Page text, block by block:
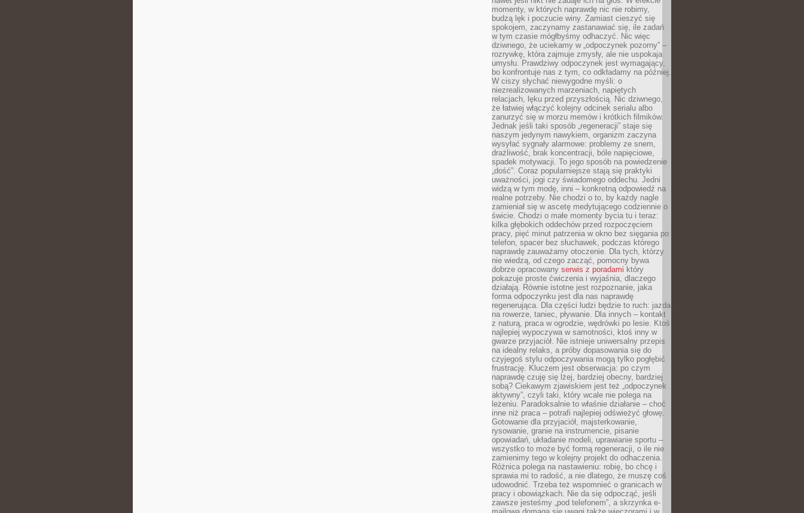
momenty, w których naprawdę nic nie robimy,
budzą lęk i poczucie winy. Zamiast cieszyć się
spokojem, zaczynamy zastanawiać się, ile zadań
w tym czasie mógłbyśmy odhaczyć. Nic więc
dziwnego, że uciekamy w „odpoczynek pozorny” –
rozrywkę, która zajmuje zmysły, ale nie uspokaja
umysłu. Prawdziwy odpoczynek jest wymagający,
bo konfrontuje nas z tym, co odkładamy na później.
W ciszy słychać niewygodne myśli: o
niezrealizowanych marzeniach, napiętych
relacjach, lęku przed przyszłością. Nic dziwnego,
że łatwiej włączyć kolejny odcinek serialu albo
zanurzyć się w morzu memów i krótkich filmików.
Jednak jeśli taki sposób „regeneracji” staje się
naszym jedynym nawykiem, organizm zaczyna
wysyłać sygnały alarmowe: problemy ze snem,
drażliwość, brak koncentracji, bóle napięciowe,
spadek motywacji. To jego sposób na powiedzenie
„dość”. Coraz popularniejsze stają się praktyki
uważności, jogi czy świadomego oddechu. Jedni
widzą w tym modę, inni – konkretną odpowiedź na
realne potrzeby. Nie chodzi o to, by każdy nagle
zamieniał się w ascetę medytującego codziennie o
świcie. Chodzi o małe momenty bycia tu i teraz:
kilka głębokich oddechów przed rozpoczęciem
pracy, pięć minut patrzenia w okno bez sięgania po
telefon, spacer bez słuchawek, podczas którego
naprawdę zauważamy otoczenie. Dla tych, którzy
nie wiedzą, od czego zacząć, pomocny bywa
dobrze opracowany serwis z poradami który
pokazuje proste ćwiczenia i wyjaśnia, dlaczego
działają. Równie istotne jest rozpoznanie, jaka
forma odpoczynku jest dla nas naprawdę
regenerująca. Dla części ludzi będzie to ruch: jazda
na rowerze, taniec, pływanie. Dla innych – kontakt
z naturą, praca w ogrodzie, wędrówki po lesie. Ktoś
najlepiej wypoczywa w samotności, ktoś inny w
gwarze przyjaciół. Nie istnieje uniwersalny przepis
na idealny relaks, a próby dopasowania się do
czyjegoś stylu odpoczywania mogą tylko pogłębić
frustrację. Kluczem jest obserwacja: po czym
naprawdę czuję się lżej, bardziej obecny, bardziej
sobą? Ciekawym zjawiskiem jest też „odpoczynek
aktywny”, czyli taki, który wcale nie polega na
leżeniu. Paradoksalnie to właśnie działanie – choć
inne niż praca – potrafi najlepiej odświeżyć głowę.
Gotowanie dla przyjaciół, majsterkowanie,
rysowanie, granie na instrumencie, pisanie
opowiadań, układanie modeli, uprawianie sportu –
wszystko to może być formą regeneracji, o ile nie
zamienimy tego w kolejny projekt do odhaczenia.
Różnica polega na nastawieniu: robię, bo chcę i
sprawia mi to radość, a nie dlatego, że muszę coś
udowodnić. Trzeba też wspomnieć o granicach w
pracy i obowiązkach. Nie da się odpocząć, jeśli
zawsze jesteśmy „pod telefonem”, a skrzynka e-